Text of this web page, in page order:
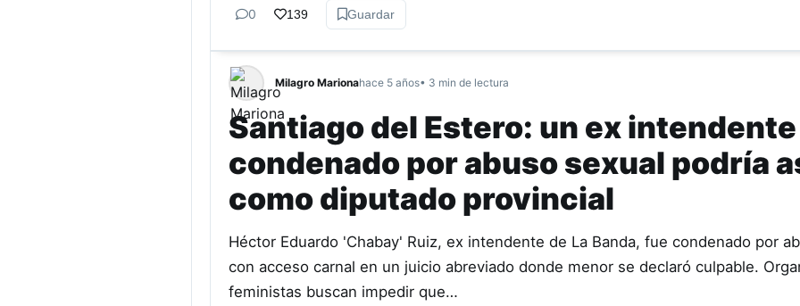
0 139 Guardar
Milagro Marionahace 5 años• 3 min de lectura
Santiago del Estero: un ex intendente
condenado por abuso sexual podría
como diputado provincial
Héctor Eduardo 'Chabay' Ruiz, ex intendente de La Banda, fue condenado por
con acceso carnal en un juicio abreviado donde menor se declaró culpable.
feministas buscan impedir que…